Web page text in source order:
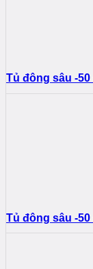
Tủ đông sâu -50
Tủ đông sâu -50